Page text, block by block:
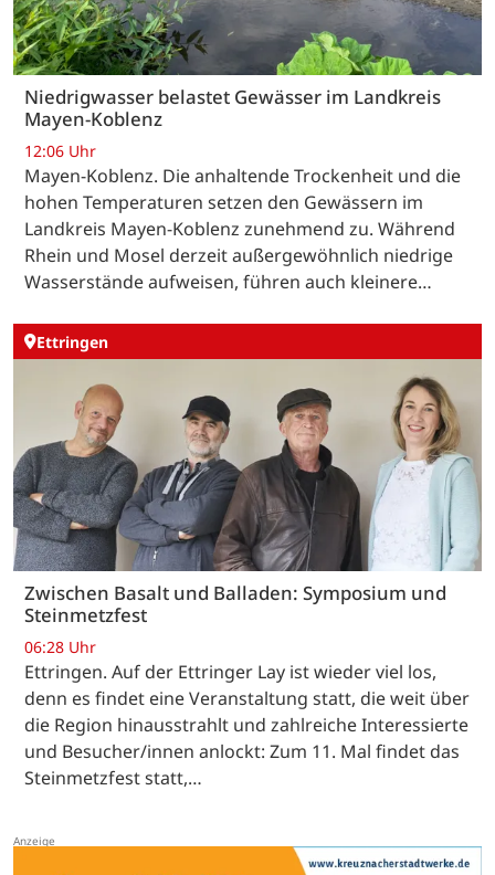
Niedrigwasser belastet Gewässer im Landkreis
Mayen-Koblenz
12:06 Uhr
Mayen-Koblenz. Die anhaltende Trockenheit und die
hohen Temperaturen setzen den Gewässern im
Landkreis Mayen-Koblenz zunehmend zu. Während
Rhein und Mosel derzeit außergewöhnlich niedrige
Wasserstände aufweisen, führen auch kleinere…
Ettringen
Zwischen Basalt und Balladen: Symposium und
Steinmetzfest
06:28 Uhr
Ettringen. Auf der Ettringer Lay ist wieder viel los,
denn es findet eine Veranstaltung statt, die weit über
die Region hinausstrahlt und zahlreiche Interessierte
und Besucher/innen anlockt: Zum 11. Mal findet das
Steinmetzfest statt,…